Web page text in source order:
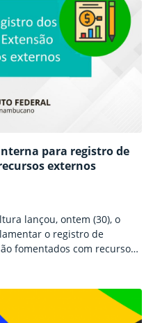
para registro de
externos
lançou, ontem (30), o
o registro de
fomentados com recursos
forma mais eficiente, dar